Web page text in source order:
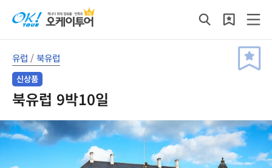
유럽 /북유럽
신상품
북유럽 9박10일